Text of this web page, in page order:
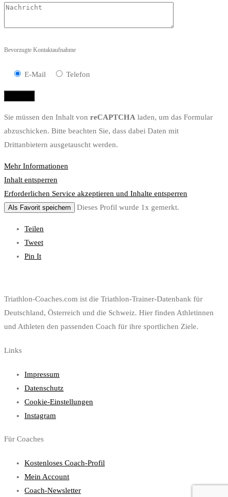
Bevorzugte Kontaktaufnahme
E-Mail Telefon
Sie müssen den Inhalt von reCAPTCHA laden, um das Formular
abzuschicken. Bitte beachten Sie, dass dabei Daten mit
Drittanbietern ausgetauscht werden.
Mehr Informationen
Inhalt entsperren
Erforderlichen Service akzeptieren und Inhalte entsperren
Als Favorit speichern Dieses Profil wurde 1x gemerkt.
Teilen
Tweet
Pin It
Triathlon-Coaches.com ist die Triathlon-Trainer-Datenbank für
Deutschland, Österreich und die Schweiz. Hier finden Athletinnen
und Athleten den passenden Coach für ihre sportlichen Ziele.
Links
Impressum
Datenschutz
Cookie-Einstellungen
Instagram
Für Coaches
Kostenloses Coach-Profil
Mein Account
Coach-Newsletter